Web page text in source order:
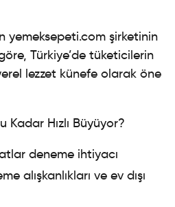
yemeksepeti.com şirketinin
Türkiye’de tüketicilerin
lezzet künefe olarak öne
Kadar Hızlı Büyüyor?
deneme ihtiyacı
alışkanlıkları ve ev dışı